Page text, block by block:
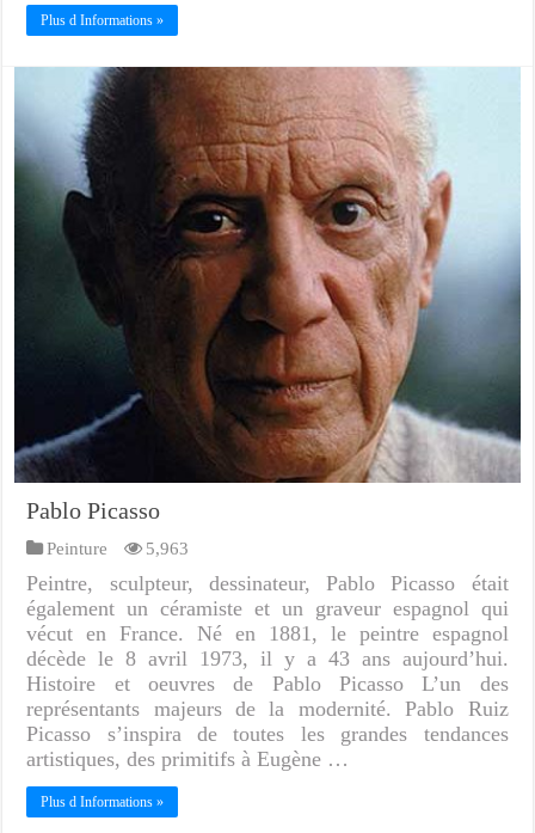
Plus d Informations »
Pablo Picasso
Peinture 5,963
Peintre, sculpteur, dessinateur, Pablo Picasso était
également un céramiste et un graveur espagnol qui
vécut en France. Né en 1881, le peintre espagnol
décède le 8 avril 1973, il y a 43 ans aujourd’hui.
Histoire et oeuvres de Pablo Picasso L’un des
représentants majeurs de la modernité. Pablo Ruiz
Picasso s’inspira de toutes les grandes tendances
artistiques, des primitifs à Eugène …
Plus d Informations »